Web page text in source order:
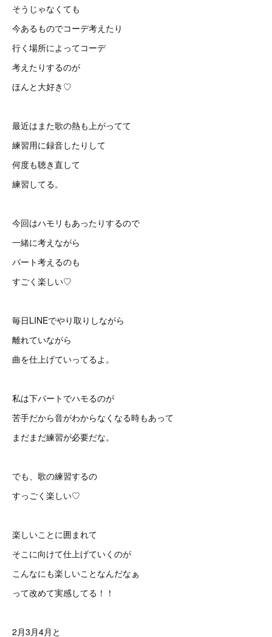
そうじゃなくても
今あるものでコーデ考えたり
行く場所によってコーデ
考えたりするのが
ほんと大好き♡
最近はまた歌の熱も上がってて
練習用に録音したりして
何度も聴き直して
練習してる。
今回はハモリもあったりするので
一緒に考えながら
パート考えるのも
すごく楽しい♡
毎日LINEでやり取りしながら
離れていながら
曲を仕上げていってるよ。
私は下パートでハモるのが
苦手だから音がわからなくなる時もあって
まだまだ練習が必要だな。
でも、歌の練習するの
すっごく楽しい♡
楽しいことに囲まれて
そこに向けて仕上げていくのが
こんなにも楽しいことなんだなぁ
って改めて実感してる！！
2月3月4月と